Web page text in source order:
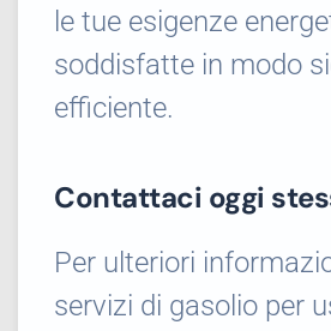
le tue esigenze
soddisfatte in modo
efficiente.
Contattaci oggi
Per ulteriori
servizi di gasolio per